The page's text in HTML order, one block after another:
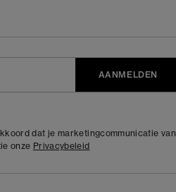
AANMELDEN
dat je marketingcommunicatie van
onze Privacybeleid